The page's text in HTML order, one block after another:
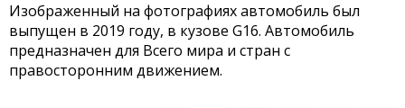
Изображенный на фотографиях автомобиль был
выпущен в 2019 году, в кузове G16. Автомобиль
предназначен для Всего мира и стран с
правосторонним движением.